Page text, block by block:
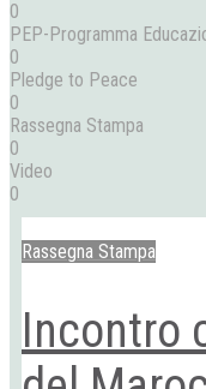
0
PEP-Programma
0
Pledge to Peace
0
Rassegna Stampa
0
Video
0
Rassegna Stampa
Incontro